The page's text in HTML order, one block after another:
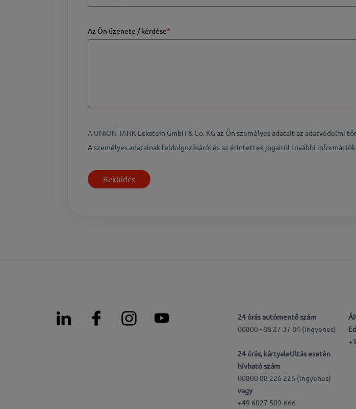
Az Ön üzenete / kérdése*
A UNION TANK Eckstein GmbH & Co. KG az Ön személyes adatait az
A személyes adatainak feldolgozásáról és az érintettek jogairól további
24 órás autómentő szám
00800 - 88 27 37 84 (ingyenes)
24 órás, kártyaletiltás esetén
hívható szám
00800 88 226 226 (ingyenes)
vagy
+49 6027 509-666